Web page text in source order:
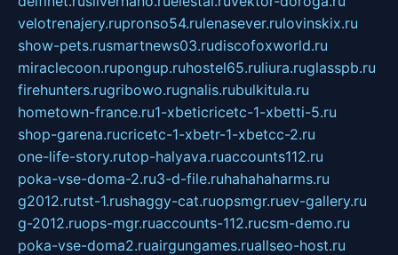
velotrenajery.rupronso54.rulenasever.rulovinskix.ru
show-pets.rusmartnews03.rudiscofoxworld.ru
miraclecoon.rupongup.ruhostel65.ruliura.ruglasspb.ru
firehunters.rugribowo.rugnalis.rubulkitula.ru
hometown-france.ru1-xbeticricetc-1-xbetti-5.ru
shop-garena.rucricetc-1-xbetr-1-xbetcc-2.ru
one-life-story.rutop-halyava.ruaccounts112.ru
poka-vse-doma-2.ru3-d-file.ruhahahaharms.ru
g2012.rutst-1.rushaggy-cat.ruopsmgr.ruev-gallery.ru
g-2012.ruops-mgr.ruaccounts-112.rucsm-demo.ru
poka-vse-doma2.ruairgungames.ruallseo-host.ru